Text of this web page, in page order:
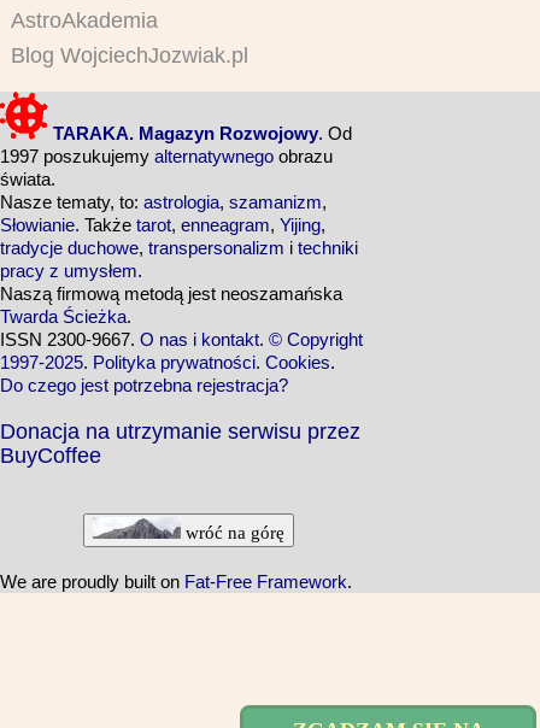
AstroAkademia
Blog WojciechJozwiak.pl
TARAKA. Magazyn Rozwojowy. Od
1997 poszukujemy alternatywnego obrazu
świata.
Nasze tematy, to: astrologia, szamanizm,
Słowianie. Także tarot, enneagram, Yijing,
tradycje duchowe, transpersonalizm i techniki
pracy z umysłem.
Naszą firmową metodą jest neoszamańska
Twarda Ścieżka.
ISSN 2300-9667. O nas i kontakt. © Copyright
1997-2025. Polityka prywatności. Cookies.
Do czego jest potrzebna rejestracja?
Donacja na utrzymanie serwisu przez
BuyCoffee
wróć na górę
We are proudly built on Fat-Free Framework.